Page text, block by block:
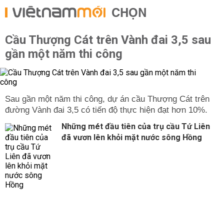
CHỌN
Cầu Thượng Cát trên Vành đai 3,5 sau
gần một năm thi công
Sau gần một năm thi công, dự án cầu Thượng Cát trên
đường Vành đai 3,5 có tiến độ thực hiện đạt hơn 10%.
Những mét đầu tiên của trụ cầu Tứ Liên
đã vươn lên khỏi mặt nước sông Hồng